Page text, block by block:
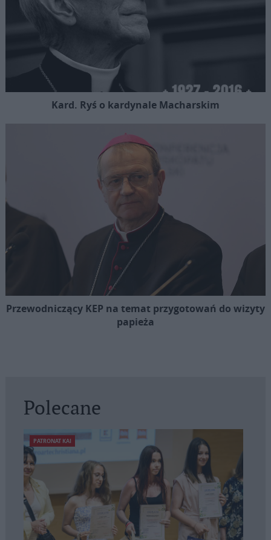
Kard. Ryś o kardynale Macharskim
Przewodniczący KEP na temat przygotowań do wizyty
papieża
Polecane
PATRONAT KAI